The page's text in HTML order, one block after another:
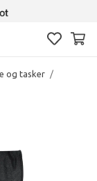
og tasker /